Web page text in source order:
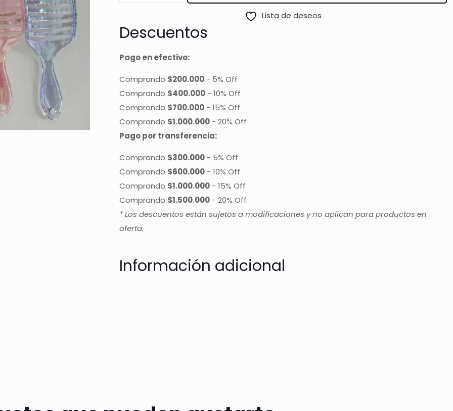
cantidad
Lista de deseos
Descuentos
Pago en efectivo:
Comprando $200.000 - 5% Off
Comprando $400.000 - 10% Off
Comprando $700.000 - 15% Off
Comprando $1.000.000 - 20% Off
Pago por transferencia:
Comprando $300.000 - 5% Off
Comprando $600.000 - 10% Off
Comprando $1.000.000 - 15% Off
Comprando $1.500.000 - 20% Off
* Los descuentos están sujetos a modificaciones y no aplican para productos en
oferta.
Información adicional